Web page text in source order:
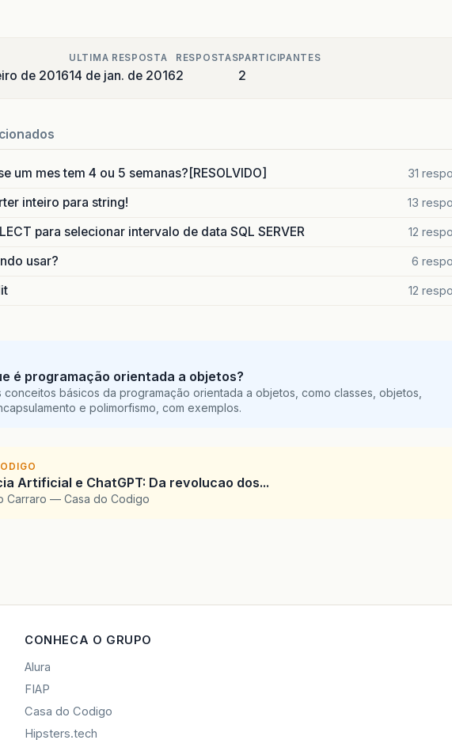
de 2016
ULTIMA RESPOSTA
14 de jan. de 2016
RESPOSTAS
2
PARTICIPANTES
2
um mes tem 4 ou 5 semanas?[RESOLVIDO] 31
inteiro para string! 13
para selecionar intervalo de data SQL SERVER 12
usar? 6
12
é programação orientada a objetos?
conceitos básicos da programação orientada a objetos, como classes, objetos,
e polimorfismo, com exemplos.
Artificial e ChatGPT: Da revolucao dos...
Carraro — Casa do Codigo
CONHECA O GRUPO
Alura
FIAP
Casa do Codigo
Hipsters.tech